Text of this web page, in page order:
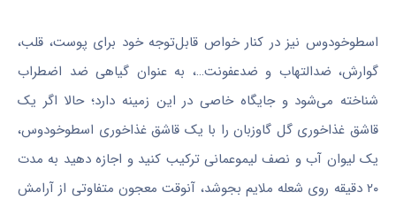
اسطوخودوس نیز در کنار خواص قابل‌توجه خود برای پوست، قلب،
گوارش، ضدالتهاب و ضدعفونت…، به عنوان گیاهی ضد اضطراب
شناخته می‌شود و جایگاه خاصی در این زمینه دارد؛ حالا اگر یک
قاشق غذاخوری گل گاوزبان را با یک قاشق غذاخوری اسطوخودوس،
یک لیوان آب و نصف لیموعمانی ترکیب کنید و اجازه دهید به مدت
۲۰ دقیقه روی شعله ملایم بجوشد، آنوقت معجون متفاوتی از آرامش